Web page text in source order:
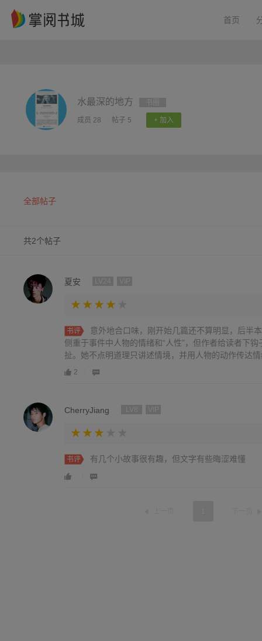
首页
水最深的地方
成员 28 帖子 5 + 加入
全部帖子
共2个帖子
夏安
书评
意外地合口味，刚开始几篇还不算明显，后半
侧重于事件中人物的情绪和“人性”，但作者给读者下
扯。她不点明道理只讲述情境，并用人物的动作传达
喻很多可以琢磨很久。对爱尔兰文学的刻板印象里总
还是对待自我或他人的，疼痛但脆爽。喜欢，要看全
2
CherryJiang
书评 有几个小故事很有趣，但文字有些晦涩难懂